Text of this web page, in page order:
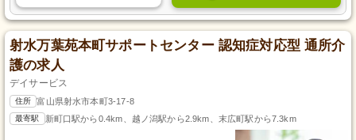
射水万葉苑本町サポートセンター 認知症対応型 通所介
護の求人
デイサービス
住所 富山県射水市本町3-17-8
最寄駅 新町口駅から0.4km、越ノ潟駅から2.9km、末広町駅から7.3km